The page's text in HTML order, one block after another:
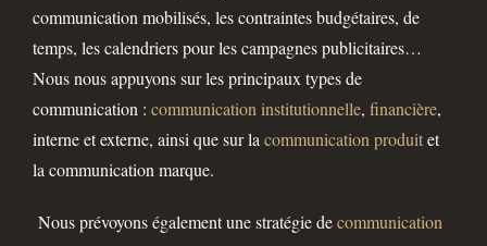
communication mobilisés, les contraintes budgétaires, de
temps, les calendriers pour les campagnes publicitaires…
Nous nous appuyons sur les principaux types de
communication : communication institutionnelle, financière,
interne et externe, ainsi que sur lacommunication produitet
la communication marque.
Nous prévoyons également une stratégie decommunication